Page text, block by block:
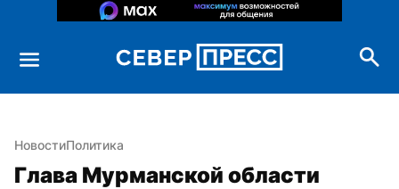
НовостиПолитика
Глава Мурманской области